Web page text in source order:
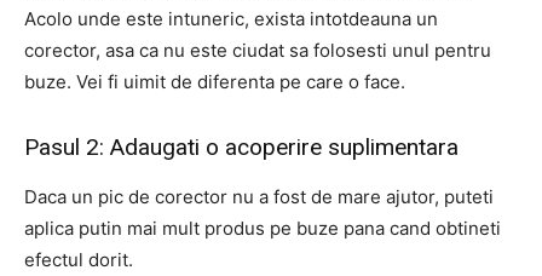
Acolo unde este intuneric, exista intotdeauna un
corector, asa ca nu este ciudat sa folosesti unul pentru
buze. Vei fi uimit de diferenta pe care o face.
Pasul 2: Adaugati o acoperire suplimentara
Daca un pic de corector nu a fost de mare ajutor, puteti
aplica putin mai mult produs pe buze pana cand obtineti
efectul dorit.